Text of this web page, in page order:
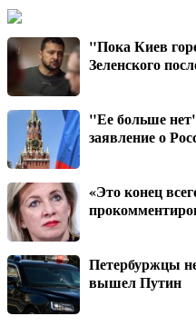
"Пока Киев
Зеленского
"Ее больше
заявление о
«Это конец
Петербуржцы
вышел Путин